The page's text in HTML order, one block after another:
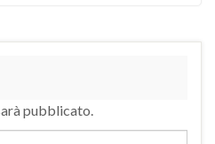
pubblicato.